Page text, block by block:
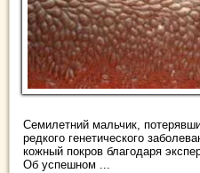
Семилетний мальчик,
редкого генетического
кожный покров благодаря
Об успешном ...